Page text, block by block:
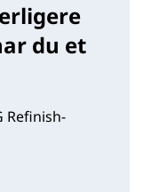
du et
Refinish-